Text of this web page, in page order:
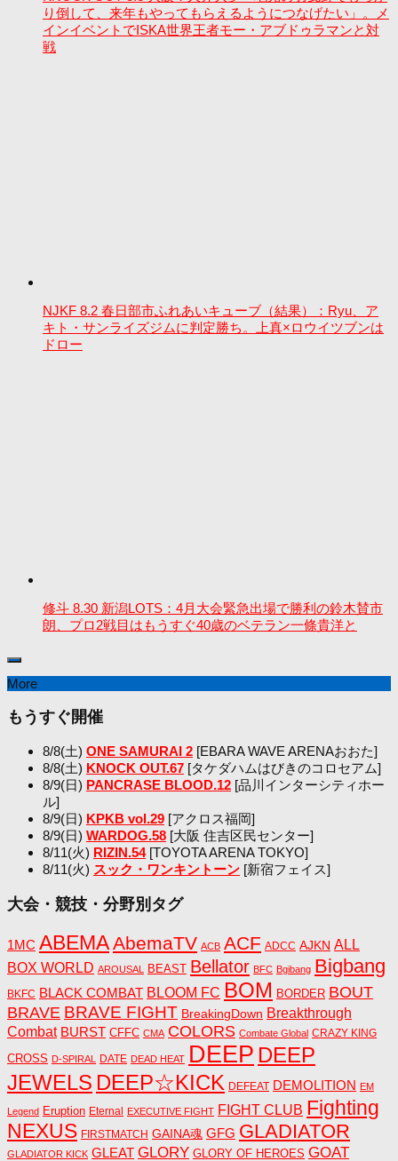
り倒して、来年もやってもらえるようにつなげたい」。メ
インイベントでISKA世界王者モー・アブドゥラマンと対
戦
NJKF 8.2 春日部市ふれあいキューブ（結果）：Ryu、ア
キト・サンライズジムに判定勝ち。上真×ロウイツブンは
ドロー
修斗 8.30 新潟LOTS：4月大会緊急出場で勝利の鈴木賛市
朗、プロ2戦目はもうすぐ40歳のベテラン一條貴洋と
More
もうすぐ開催
8/8(土) ONE SAMURAI 2 [EBARA WAVE ARENAおおた]
8/8(土) KNOCK OUT.67 [タケダハムはびきのコロセアム]
8/9(日) PANCRASE BLOOD.12 [品川インターシティホー
ル]
8/9(日) KPKB vol.29 [アクロス福岡]
8/9(日) WARDOG.58 [大阪 住吉区民センター]
8/11(火) RIZIN.54[TOYOTA ARENA TOKYO]
8/11(火) スック・ワンキントーン [新宿フェイス]
大会・競技・分野別タグ
1MC ABEMAAbemaTV ACB ACF ADCC AJKN ALL
BOX WORLD AROUSAL BEAST Bellator BFC Bgibang Bigbang
BKFC BLACK COMBAT BLOOM FC BOM BORDER BOUT
BRAVE BRAVE FIGHT BreakingDown Breakthrough
Combat BURST CFFC CMA COLORS Combate Global CRAZY KING
CROSS D-SPIRAL DATE DEAD HEAT DEEP DEEP
JEWELS DEEP☆KICK DEFEAT DEMOLITION EM
Legend Eruption Eternal EXECUTIVE FIGHT FIGHT CLUB Fighting
NEXUS FIRSTMATCH GAINA魂 GFG GLADIATOR
GLADIATOR KICK GLEAT GLORY GLORY OF HEROES GOAT